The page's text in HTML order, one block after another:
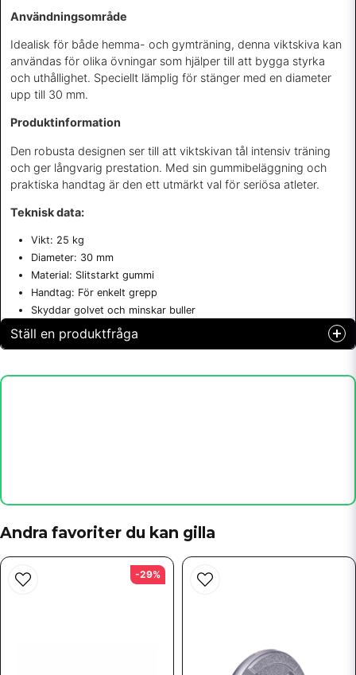
Användningsområde
Idealisk för både hemma- och gymträning, denna viktskiva kan
användas för olika övningar som hjälper till att bygga styrka
och uthållighet. Speciellt lämplig för stänger med en diameter
upp till 30 mm.
Produktinformation
Den robusta designen ser till att viktskivan tål intensiv träning
och ger långvarig prestation. Med sin gummibeläggning och
praktiska handtag är den ett utmärkt val för seriösa atleter.
Teknisk data:
Vikt: 25 kg
Diameter: 30 mm
Material: Slitstarkt gummi
Handtag: För enkelt grepp
Skyddar golvet och minskar buller
Ställ en produktfråga
Fråga oss något om denna produkten...
Mejladress
Andra favoriter du kan gilla
-29%